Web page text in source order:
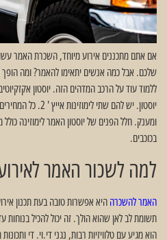
אם אתם מתכננים אירוע מיוחד, השכרת האמר
שלכם. אבל כמה אנשים יתאימו להאמר? ומה הופך
ללמוד עוד על הרכב המדהים הזה. יוסטון
יוסטון. יש להם שתי
ומענק. חלל הפנים של יוסטון האמר לימוזינה
בכוכבים.
למה לשכור האמר
האמר להשכרההיא אפשרות טובה בעת תכנון
הוא מגיע עם טלוויזיות רבות, נגני די.וי. די